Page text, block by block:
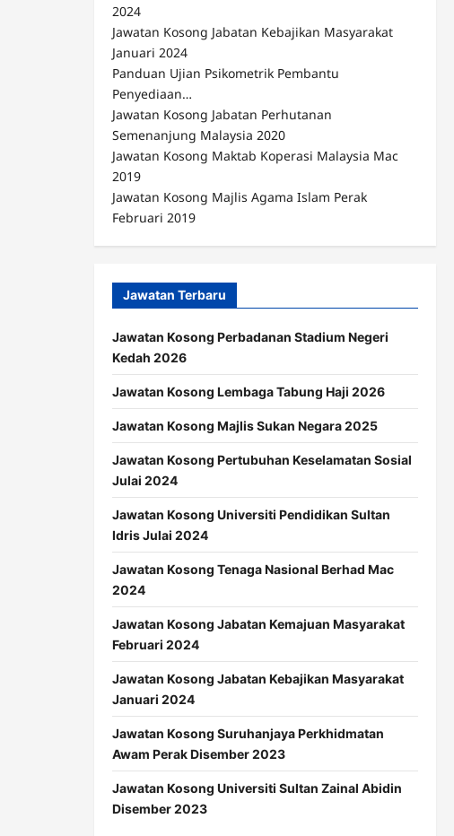
2024
Jawatan Kosong Jabatan Kebajikan Masyarakat
Januari 2024
Panduan Ujian Psikometrik Pembantu
Penyediaan…
Jawatan Kosong Jabatan Perhutanan
Semenanjung Malaysia 2020
Jawatan Kosong Maktab Koperasi Malaysia Mac
2019
Jawatan Kosong Majlis Agama Islam Perak
Februari 2019
Jawatan Terbaru
Jawatan Kosong Perbadanan Stadium Negeri
Kedah 2026
Jawatan Kosong Lembaga Tabung Haji 2026
Jawatan Kosong Majlis Sukan Negara 2025
Jawatan Kosong Pertubuhan Keselamatan Sosial
Julai 2024
Jawatan Kosong Universiti Pendidikan Sultan
Idris Julai 2024
Jawatan Kosong Tenaga Nasional Berhad Mac
2024
Jawatan Kosong Jabatan Kemajuan Masyarakat
Februari 2024
Jawatan Kosong Jabatan Kebajikan Masyarakat
Januari 2024
Jawatan Kosong Suruhanjaya Perkhidmatan
Awam Perak Disember 2023
Jawatan Kosong Universiti Sultan Zainal Abidin
Disember 2023